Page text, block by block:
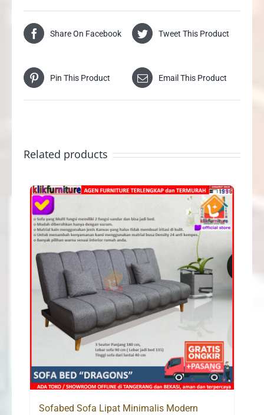
Share On Facebook Tweet This Product
Pin This Product Email This Product
Related products
Sofabed Sofa Lipat Minimalis Modern